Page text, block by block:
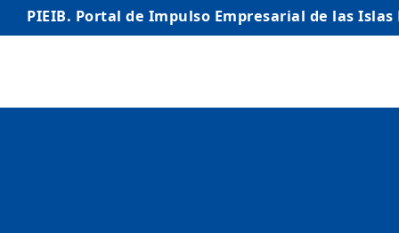
PIEIB. Portal de Impulso Empresarial de las Islas
INICIO